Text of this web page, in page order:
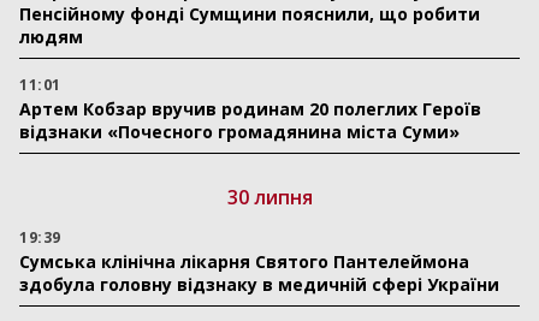
Пенсійному фонді Сумщини пояснили, що робити
людям
11:01
Артем Кобзар вручив родинам 20 полеглих Героїв
відзнаки «Почесного громадянина міста Суми»
30 липня
19:39
Сумська клінічна лікарня Святого Пантелеймона
здобула головну відзнаку в медичній сфері України